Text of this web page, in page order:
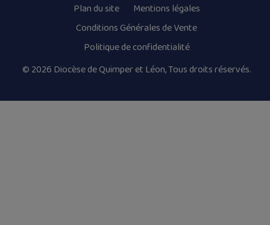
Plan du site
Mentions légales
Conditions Générales de Vente
Politique de confidentialité
© 2026 Diocèse de Quimper et Léon, Tous droits réservés.